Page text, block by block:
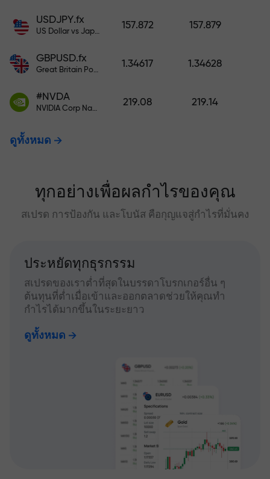
USDJPY.fx
US Dollar vs Japanese Yen
157.872 157.879
GBPUSD.fx
Great Britain Pound vs US Dollar
1.34617 1.34628
#NVDA
NVIDIA Corp Nasdaq Stock Exchange (Nasdaq) USD
219.08 219.14
ดูทั้งหมด
ทุกอย่างเพื่อผลกำไรของคุณ
สเปรด การป้องกัน และโบนัส คือกุญแจสู่กำไรที่มั่นคง
ประหยัดทุกธุรกรรม
สเปรดของเราต่ำที่สุดในบรรดาโบรกเกอร์อื่น ๆ
ต้นทุนที่ต่ำเมื่อเข้าและออกตลาดช่วยให้คุณทำ
กำไรได้มากขึ้นในระยะยาว
ดูทั้งหมด